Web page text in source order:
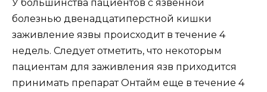
У большинства пациентов с язвенной
болезнью двенадцатиперстной кишки
заживление язвы происходит в течение 4
недель. Следует отметить, что некоторым
пациентам для заживления язв приходится
принимать препарат Онтайм еще в течение 4